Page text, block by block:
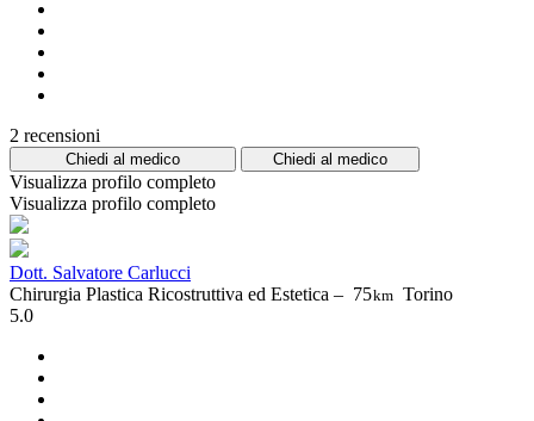
2 recensioni
Chiedi al medico Chiedi al medico
Visualizza profilo completo
Visualizza profilo completo
Dott. Salvatore Carlucci
Chirurgia Plastica Ricostruttiva ed Estetica – 75km Torino
5.0